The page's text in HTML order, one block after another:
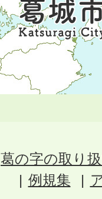
葛の字の取り
例規集